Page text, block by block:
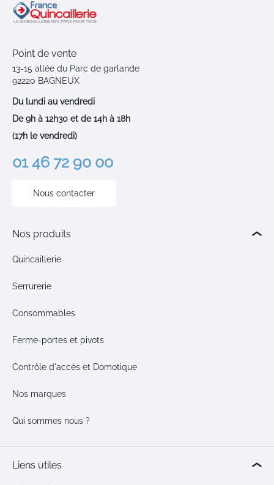
Point de vente
13-15 allée du Parc de garlande
92220 BAGNEUX
Du lundi au vendredi
De 9h à 12h30 et de 14h à 18h
(17h le vendredi)
01 46 72 90 00
Nous contacter
Nos produits
Quincaillerie
Serrurerie
Consommables
Ferme-portes et pivots
Contrôle d'accès et Domotique
Nos marques
Qui sommes nous ?
Liens utiles